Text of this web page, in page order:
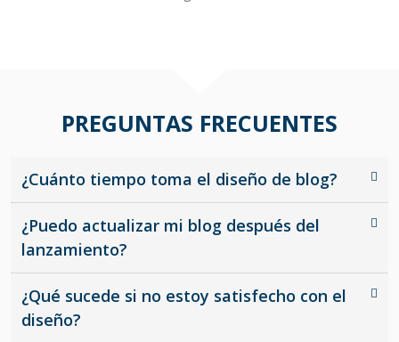
PREGUNTAS FRECUENTES
¿Cuánto tiempo toma el diseño de blog?
¿Puedo actualizar mi blog después del
lanzamiento?
¿Qué sucede si no estoy satisfecho con el
diseño?